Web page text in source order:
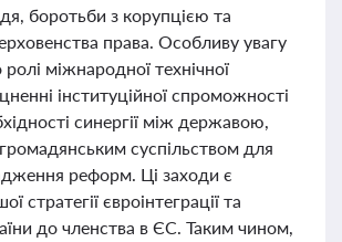
боротьби з корупцією та
права. Особливу увагу
міжнародної технічної
інституційної спроможності
синергії між державою,
суспільством для
реформ. Ці заходи є
стратегії євроінтеграції та
до членства в ЄС. Таким чином,